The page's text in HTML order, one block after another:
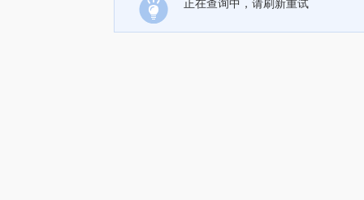
正在查询中，请刷新重试